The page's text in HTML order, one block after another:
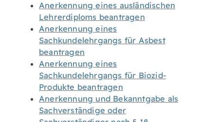
Anerkennung eines ausländischen
Lehrerdiploms beantragen
Anerkennung eines
Sachkundelehrgangs für Asbest
beantragen
Anerkennung eines
Sachkundelehrgangs für Biozid-
Produkte beantragen
Anerkennung und Bekanntgabe als
Sachverständige oder